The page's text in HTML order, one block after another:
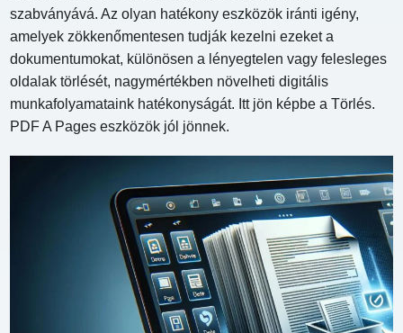
szabványává. Az olyan hatékony eszközök iránti igény,
amelyek zökkenőmentesen tudják kezelni ezeket a
dokumentumokat, különösen a lényegtelen vagy felesleges
oldalak törlését, nagymértékben növelheti digitális
munkafolyamataink hatékonyságát. Itt jön képbe a Törlés.
PDF A Pages eszközök jól jönnek.